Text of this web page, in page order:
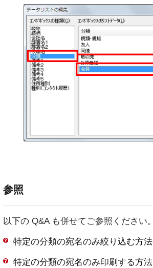
参照
以下の Q&A も併せてご参照ください。
特定の分類の宛名のみ絞り込む方法
特定の分類の宛名のみ印刷する方法